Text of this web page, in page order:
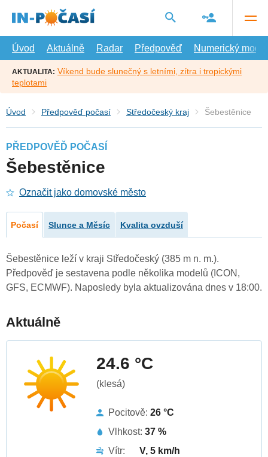
hlavní
Úvod
Aktuálně Radar Předpověď Numerický model
AKTUALITA: Víkend bude slunečný s letními, zítra i tropickými
teplotami
Úvod Předpověď počasí Středočeský kraj Šebestěnice
PŘEDPOVĚĎ POČASÍ
Šebestěnice
Označit jako domovské město
Počasí Slunce a Měsíc Kvalita ovzduší
Šebestěnice leží v kraji Středočeský (385 m n. m.).
Předpověď je sestavena podle několika modelů (ICON,
GFS, ECMWF). Naposledy byla aktualizována dnes v 18:00.
Aktuálně
24.6 °C
(klesá)
Pocitově: 26 °C
Vlhkost: 37 %
Vítr:
V, 5 km/h